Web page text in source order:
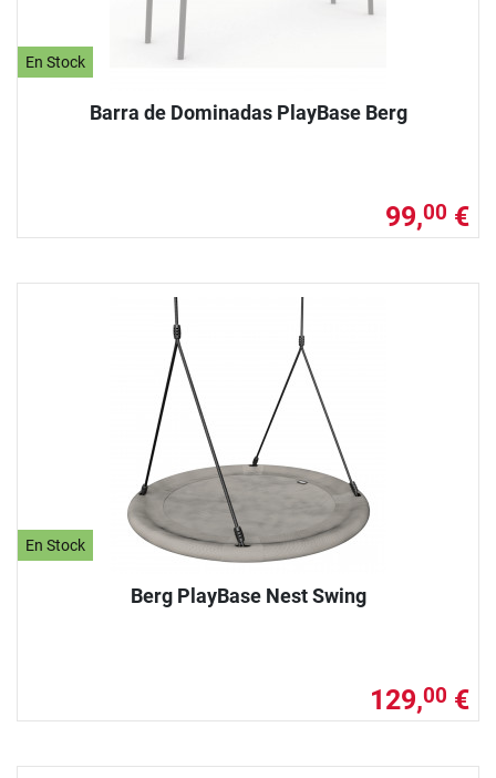
En Stock
Barra de Dominadas PlayBase Berg
99,00 €
En Stock
Berg PlayBase Nest Swing
129,00 €